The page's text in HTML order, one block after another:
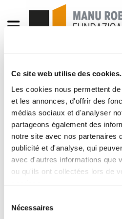
Ce site web utilise des cookies.
Les cookies nous permettent
et les annonces, d'offrir des
médias sociaux et d'analyser
partageons également des
notre site avec nos partenaires
publicité et d'analyse, qui
avec d'autres informations que
ou qu'ils ont collectées lors de
Nécessaires
Astekaria
20100317_27-M_kalera.pdf
Erantzuteko garaia. 27 de
manifestaciones en Bilbao,
Iruña VAMOS A
LA CALLE!. 27 MARZO:
REFORMAS. MARTXOAK
GURE ESKUBIDEEN ALDE.